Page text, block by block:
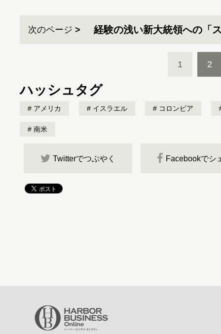
次のページ 経験の浅い新大統領への「
1 2
ハッシュタグ
アメリカ イスラエル コロンビア
南米
Twitterでつぶやく Facebookでシ